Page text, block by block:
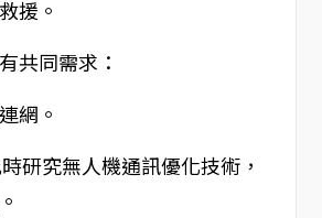
援。
共同需求：
網。
研究無人機通訊優化技術，